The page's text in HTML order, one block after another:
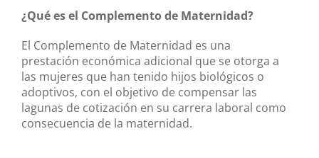
¿Qué es el Complemento de Maternidad?
El Complemento de Maternidad es una
prestación económica adicional que se otorga a
las mujeres que han tenido hijos biológicos o
adoptivos, con el objetivo de compensar las
lagunas de cotización en su carrera laboral como
consecuencia de la maternidad.